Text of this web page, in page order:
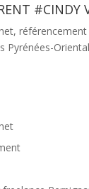
#CINDY
Pyrénées-